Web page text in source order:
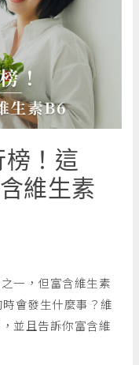
！這
維生素
一，但富含維生素
會發生什麼事？維
並且告訴你富含維